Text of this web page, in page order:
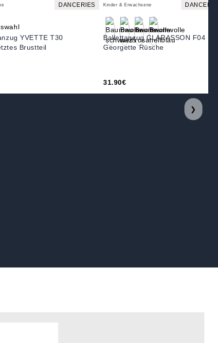
DANCERIES
YVETTE T30
Brustteil
Kinder & Erwachsene
Ballettanzug CLARASSON F04
Georgette Rüsche
31.90€
❯